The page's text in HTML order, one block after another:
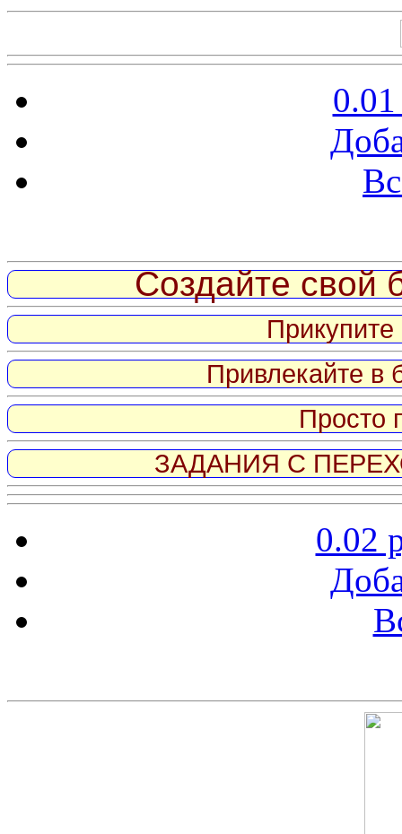
Создайте свой
Привлекайте в
Просто
ЗАДАНИЯ С
0.02